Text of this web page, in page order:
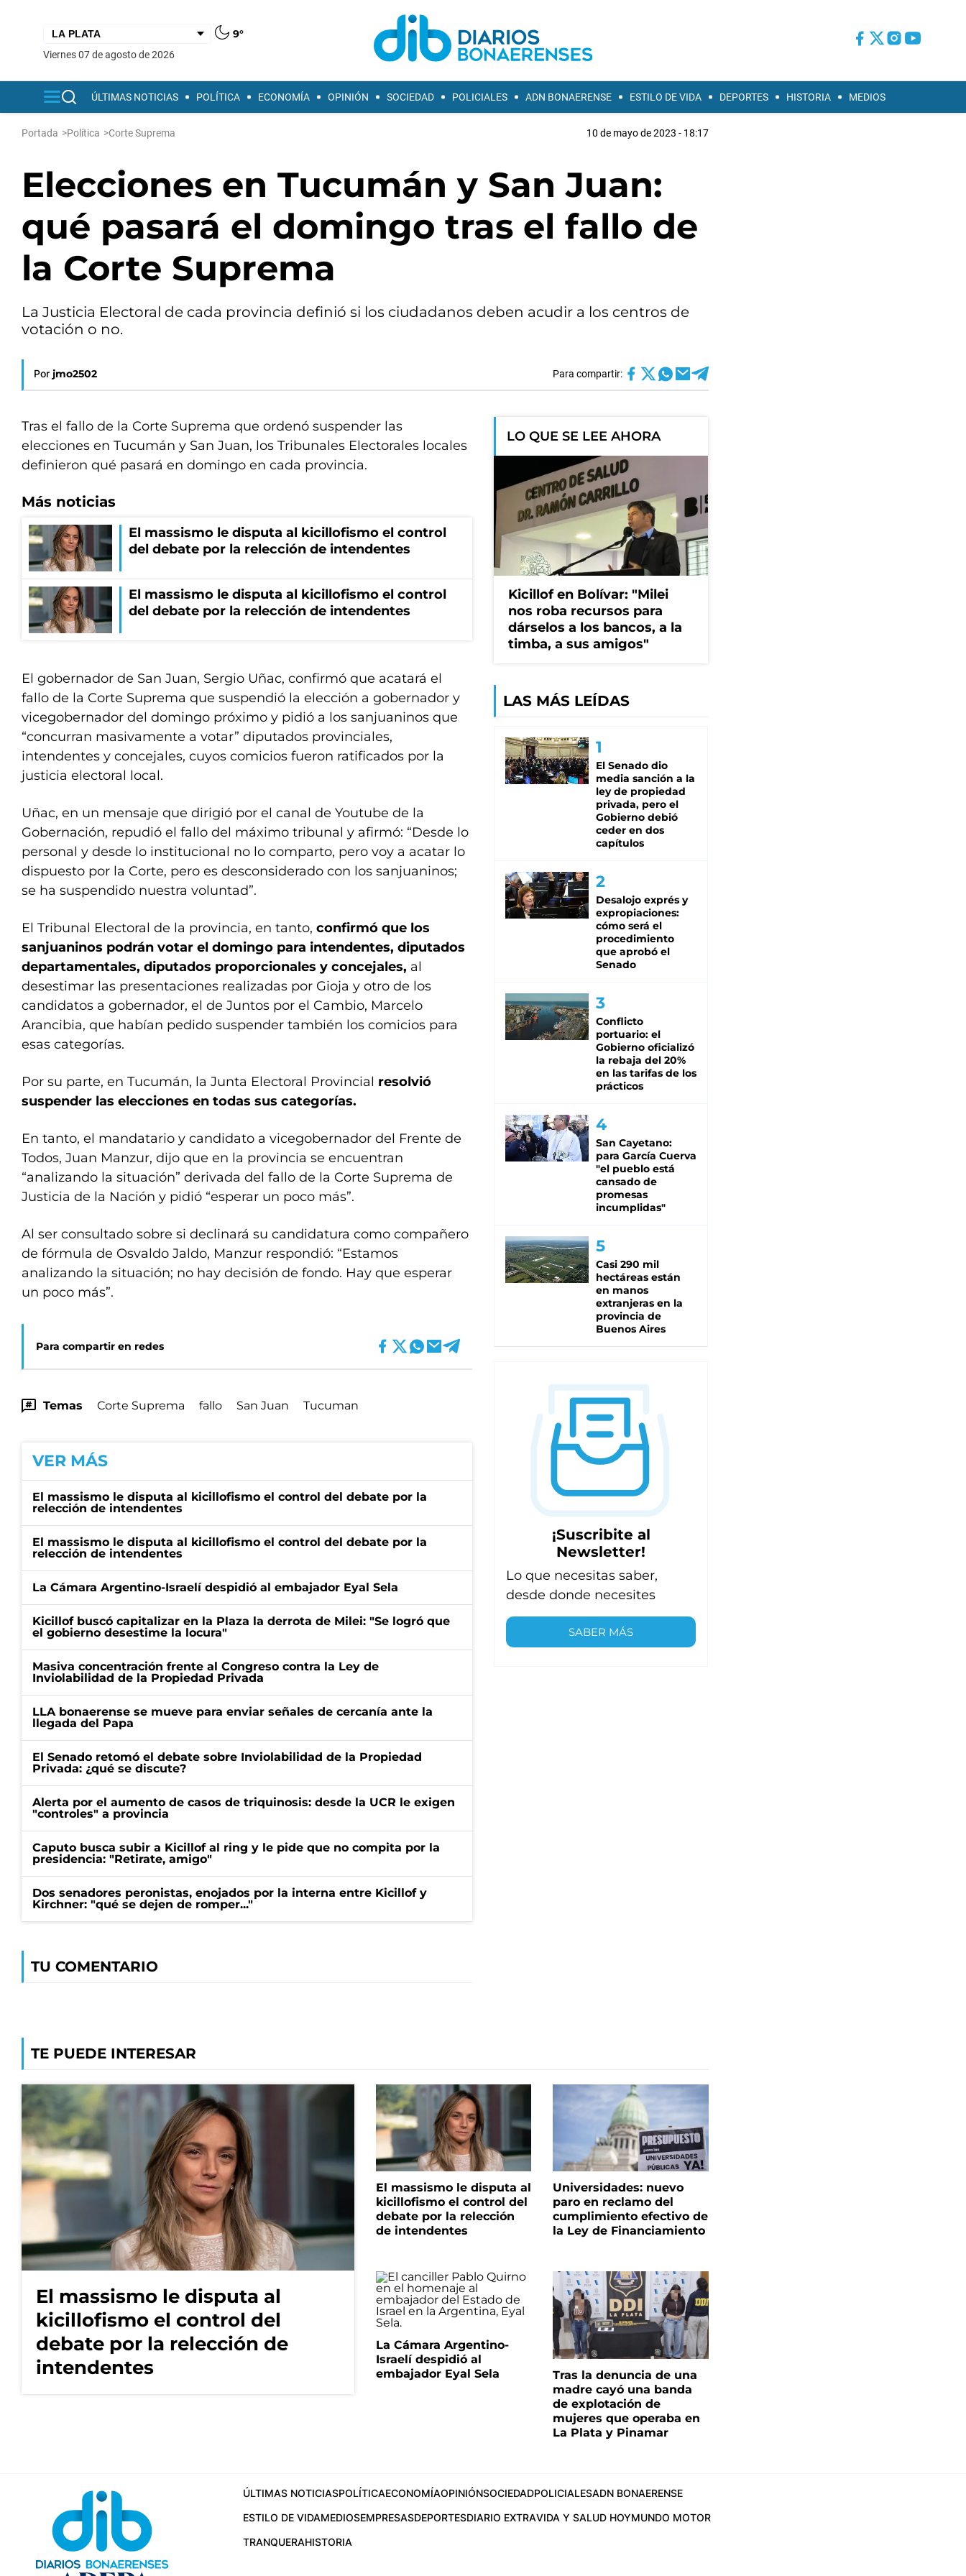
9°
viernes 07 de agosto de 2026
ÚLTIMAS NOTICIAS POLÍTICA ECONOMÍA OPINIÓN SOCIEDAD POLICIALES ADN BONAERENSE ESTILO DE VIDA DEPORTES HISTORIA MEDIOS
Portada >Política >Corte Suprema 10 de mayo de 2023 - 18:17
Elecciones en Tucumán y San Juan:
qué pasará el domingo tras el fallo de
la Corte Suprema
La Justicia Electoral de cada provincia definió si los ciudadanos deben acudir a los centros de
votación o no.
Por jmo2502 Para compartir:
Tras el fallo de la Corte Suprema que ordenó suspender las
elecciones en Tucumán y San Juan, los Tribunales Electorales locales
definieron qué pasará en domingo en cada provincia.
Más noticias
El massismo le disputa al kicillofismo el control
del debate por la relección de intendentes
El massismo le disputa al kicillofismo el control
del debate por la relección de intendentes
El gobernador de San Juan, Sergio Uñac, confirmó que acatará el
fallo de la Corte Suprema que suspendió la elección a gobernador y
vicegobernador del domingo próximo y pidió a los sanjuaninos que
“concurran masivamente a votar” diputados provinciales,
intendentes y concejales, cuyos comicios fueron ratificados por la
justicia electoral local.
Uñac, en un mensaje que dirigió por el canal de Youtube de la
Gobernación, repudió el fallo del máximo tribunal y afirmó: “Desde lo
personal y desde lo institucional no lo comparto, pero voy a acatar lo
dispuesto por la Corte, pero es desconsiderado con los sanjuaninos;
se ha suspendido nuestra voluntad”.
El Tribunal Electoral de la provincia, en tanto, confirmó que los
sanjuaninos podrán votar el domingo para intendentes, diputados
departamentales, diputados proporcionales y concejales, al
desestimar las presentaciones realizadas por Gioja y otro de los
candidatos a gobernador, el de Juntos por el Cambio, Marcelo
Arancibia, que habían pedido suspender también los comicios para
esas categorías.
Por su parte, en Tucumán, la Junta Electoral Provincial resolvió
suspender las elecciones en todas sus categorías.
En tanto, el mandatario y candidato a vicegobernador del Frente de
Todos, Juan Manzur, dijo que en la provincia se encuentran
“analizando la situación” derivada del fallo de la Corte Suprema de
Justicia de la Nación y pidió “esperar un poco más”.
Al ser consultado sobre si declinará su candidatura como compañero
de fórmula de Osvaldo Jaldo, Manzur respondió: “Estamos
analizando la situación; no hay decisión de fondo. Hay que esperar
un poco más”.
Para compartir en redes
Temas Corte Suprema fallo San Juan Tucuman
VER MÁS
El massismo le disputa al kicillofismo el control del debate por la
relección de intendentes
El massismo le disputa al kicillofismo el control del debate por la
relección de intendentes
La Cámara Argentino-Israelí despidió al embajador Eyal Sela
Kicillof buscó capitalizar en la Plaza la derrota de Milei: "Se logró que
el gobierno desestime la locura"
Masiva concentración frente al Congreso contra la Ley de
Inviolabilidad de la Propiedad Privada
LLA bonaerense se mueve para enviar señales de cercanía ante la
llegada del Papa
El Senado retomó el debate sobre Inviolabilidad de la Propiedad
Privada: ¿qué se discute?
Alerta por el aumento de casos de triquinosis: desde la UCR le exigen
"controles" a provincia
Caputo busca subir a Kicillof al ring y le pide que no compita por la
presidencia: "Retirate, amigo"
Dos senadores peronistas, enojados por la interna entre Kicillof y
Kirchner: "qué se dejen de romper..."
TU COMENTARIO
LO QUE SE LEE AHORA
Kicillof en Bolívar: "Milei
nos roba recursos para
dárselos a los bancos, a la
timba, a sus amigos"
LAS MÁS LEÍDAS
El Senado dio
media sanción a la
ley de propiedad
privada, pero el
Gobierno debió
ceder en dos
capítulos
Desalojo exprés y
expropiaciones:
cómo será el
procedimiento
que aprobó el
Senado
Conflicto
portuario: el
Gobierno oficializó
la rebaja del 20%
en las tarifas de los
prácticos
San Cayetano:
para García Cuerva
"el pueblo está
cansado de
promesas
incumplidas"
Casi 290 mil
hectáreas están
en manos
extranjeras en la
provincia de
Buenos Aires
¡Suscribite al
Newsletter!
Lo que necesitas saber,
desde donde necesites
SABER MÁS
TE PUEDE INTERESAR
El massismo le disputa al
kicillofismo el control del
debate por la relección de
intendentes
El massismo le disputa al
kicillofismo el control del
debate por la relección
de intendentes
Universidades: nuevo
paro en reclamo del
cumplimiento efectivo de
la Ley de Financiamiento
La Cámara Argentino-
Israelí despidió al
embajador Eyal Sela
Tras la denuncia de una
madre cayó una banda
de explotación de
mujeres que operaba en
La Plata y Pinamar
ÚLTIMAS NOTICIASPOLÍTICAECONOMÍAOPINIÓNSOCIEDADPOLICIALESADN BONAERENSE
ESTILO DE VIDAMEDIOSEMPRESASDEPORTESDIARIO EXTRAVIDA Y SALUD HOYMUNDO MOTOR
TRANQUERAHISTORIA